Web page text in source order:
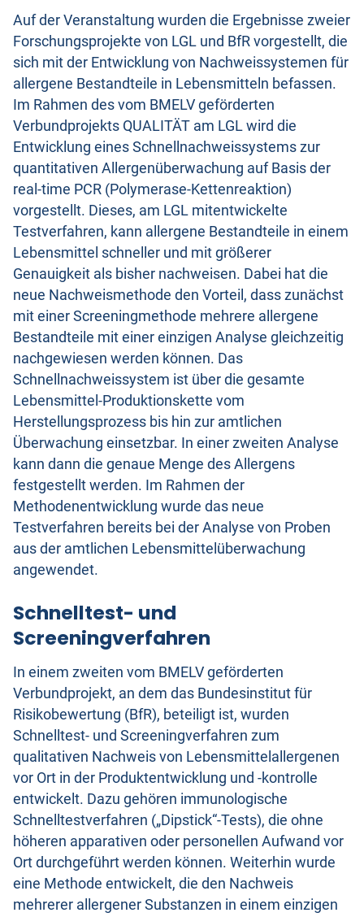
Auf der Veranstaltung wurden die Ergebnisse zweier
Forschungsprojekte von LGL und BfR vorgestellt, die
sich mit der Entwicklung von Nachweissystemen für
allergene Bestandteile in Lebensmitteln befassen.
Im Rahmen des vom BMELV geförderten
Verbundprojekts QUALITÄT am LGL wird die
Entwicklung eines Schnellnachweissystems zur
quantitativen Allergenüberwachung auf Basis der
real-time PCR (Polymerase-Kettenreaktion)
vorgestellt. Dieses, am LGL mitentwickelte
Testverfahren, kann allergene Bestandteile in einem
Lebensmittel schneller und mit größerer
Genauigkeit als bisher nachweisen. Dabei hat die
neue Nachweismethode den Vorteil, dass zunächst
mit einer Screeningmethode mehrere allergene
Bestandteile mit einer einzigen Analyse gleichzeitig
nachgewiesen werden können. Das
Schnellnachweissystem ist über die gesamte
Lebensmittel-Produktionskette vom
Herstellungsprozess bis hin zur amtlichen
Überwachung einsetzbar. In einer zweiten Analyse
kann dann die genaue Menge des Allergens
festgestellt werden. Im Rahmen der
Methodenentwicklung wurde das neue
Testverfahren bereits bei der Analyse von Proben
aus der amtlichen Lebensmittelüberwachung
angewendet.
Schnelltest- und
Screeningverfahren
In einem zweiten vom BMELV geförderten
Verbundprojekt, an dem das Bundesinstitut für
Risikobewertung (BfR), beteiligt ist, wurden
Schnelltest- und Screeningverfahren zum
qualitativen Nachweis von Lebensmittelallergenen
vor Ort in der Produktentwicklung und -kontrolle
entwickelt. Dazu gehören immunologische
Schnelltestverfahren („Dipstick“-Tests), die ohne
höheren apparativen oder personellen Aufwand vor
Ort durchgeführt werden können. Weiterhin wurde
eine Methode entwickelt, die den Nachweis
mehrerer allergener Substanzen in einem einzigen